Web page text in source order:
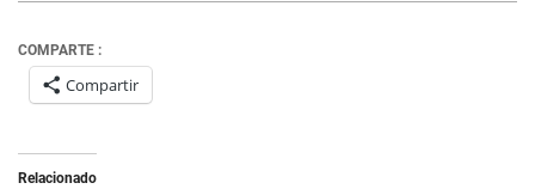
COMPARTE :
Compartir
Relacionado